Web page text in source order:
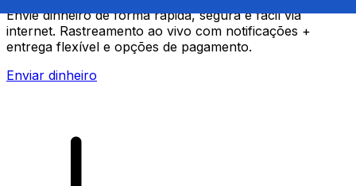
Envie dinheiro de forma rápida, segura e fácil via
internet. Rastreamento ao vivo com notificações +
entrega flexível e opções de pagamento.
Enviar dinheiro